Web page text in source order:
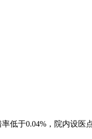
低于0.04%，院内设医